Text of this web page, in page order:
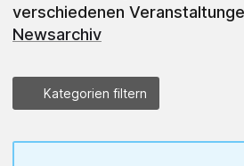
verschiedenen
Newsarchiv
Kategorien filtern